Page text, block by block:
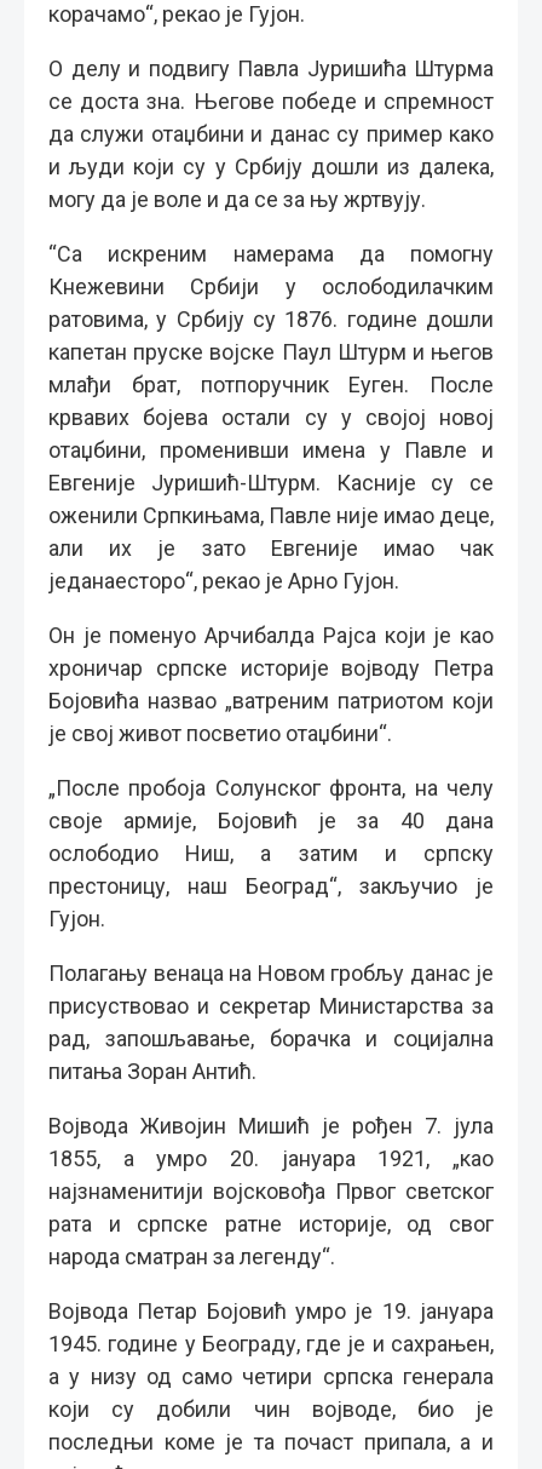
корачамо“, рекао је Гујон.
О делу и подвигу Павла Јуришића Штурма
се доста зна. Његове победе и спремност
да служи отаџбини и данас су пример како
и људи који су у Србију дошли из далека,
могу да је воле и да се за њу жртвују.
“Са искреним намерама да помогну
Кнежевини Србији у ослободилачким
ратовима, у Србију су 1876. године дошли
капетан пруске војске Паул Штурм и његов
млађи брат, потпоручник Еуген. После
крвавих бојева остали су у својој новој
отаџбини, променивши имена у Павле и
Евгеније Јуришић-Штурм. Касније су се
оженили Српкињама, Павле није имао деце,
али их је зато Евгеније имао чак
једанаесторо“, рекао је Арно Гујон.
Он је поменуо Арчибалда Рајса који је као
хроничар српске историје војводу Петра
Бојовића назвао „ватреним патриотом који
је свој живот посветио отаџбини“.
„После пробоја Солунског фронта, на челу
своје армије, Бојовић је за 40 дана
ослободио Ниш, а затим и српску
престоницу, наш Београд“, закључио је
Гујон.
Полагању венаца на Новом гробљу данас је
присуствовао и секретар Министарства за
рад, запошљавање, борачка и социјална
питања Зоран Антић.
Војвода Живојин Мишић је рођен 7. јула
1855, а умро 20. јануара 1921, „као
најзнаменитији војсковођа Првог светског
рата и српске ратне историје, од свог
народа сматран за легенду“.
Војвода Петар Бојовић умро је 19. јануара
1945. године у Београду, где је и сахрањен,
а у низу од само четири српска генерала
који су добили чин војводе, био је
последњи коме је та почаст припала, а и